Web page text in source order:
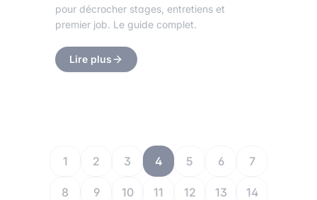
pour décrocher stages, entretiens et
premier job. Le guide complet.
Lire plus
1 2 3 4 5 6 7
8 9 10 11 12 13 14